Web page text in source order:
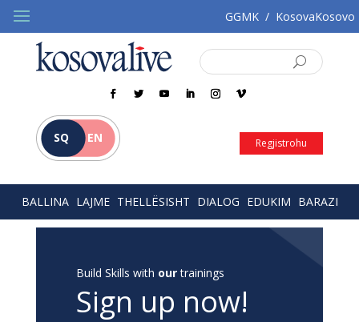
GGMK / KosovaKosovo
SQ EN Regjistrohu
BALLINA LAJME THELLËSISHT DIALOG EDUKIM BARAZI
Build Skills with ourtrainings
Sign up now!